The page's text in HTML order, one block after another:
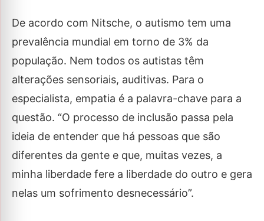
De acordo com Nitsche, o autismo tem uma
prevalência mundial em torno de 3% da
população. Nem todos os autistas têm
alterações sensoriais, auditivas. Para o
especialista, empatia é a palavra-chave para a
questão. “O processo de inclusão passa pela
ideia de entender que há pessoas que são
diferentes da gente e que, muitas vezes, a
minha liberdade fere a liberdade do outro e gera
nelas um sofrimento desnecessário”.